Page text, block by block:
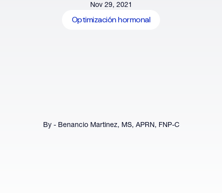
Nov 29, 2021
Optimización hormonal
By - Benancio Martinez, MS, APRN, FNP-C